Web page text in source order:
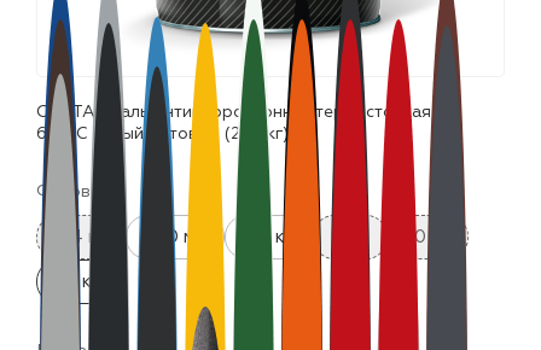
CERTA эмаль антикоррозионная термостойкая до
650°С серый матовый (25,0кг)
Фасовка:
0.4 кг 520 мл 0.8 кг 4 кг
10 кг
25 кг